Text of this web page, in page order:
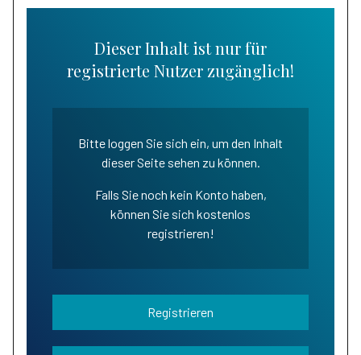
Dieser Inhalt ist nur für
registrierte Nutzer zugänglich!
Bitte loggen Sie sich ein, um den Inhalt
dieser Seite sehen zu können.
Falls Sie noch kein Konto haben,
können Sie sich kostenlos
registrieren!
Registrieren